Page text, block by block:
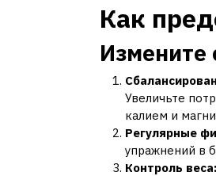
Как
Измените
Увеличьте
калием и
Регулярные
упражнений в
Контроль веса: